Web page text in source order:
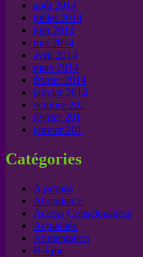
août 2014
juillet 2014
juin 2014
mai 2014
avril 2014
mars 2014
février 2014
janvier 2014
octobre 202
février 201
janvier 201
Catégories
A propos
Abondance
Access Consciousness
Actualités
Alimentation
B-Epic